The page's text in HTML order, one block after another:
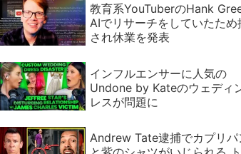
教育系YouTuberのHank
AIでリサーチをしていたため
され休業を発表
インフルエンサーに人気の
Undone by Kateのウェディ
レスが問題に
Andrew Tate逮捕でカプリパ